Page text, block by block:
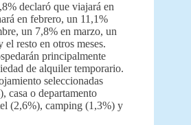
declaró que viajará en
en febrero, un 11,1%
un 7,8% en marzo, un
resto en otros meses.
principalmente
de alquiler temporario.
seleccionadas
casa o departamento
(2,6%), camping (1,3%) y